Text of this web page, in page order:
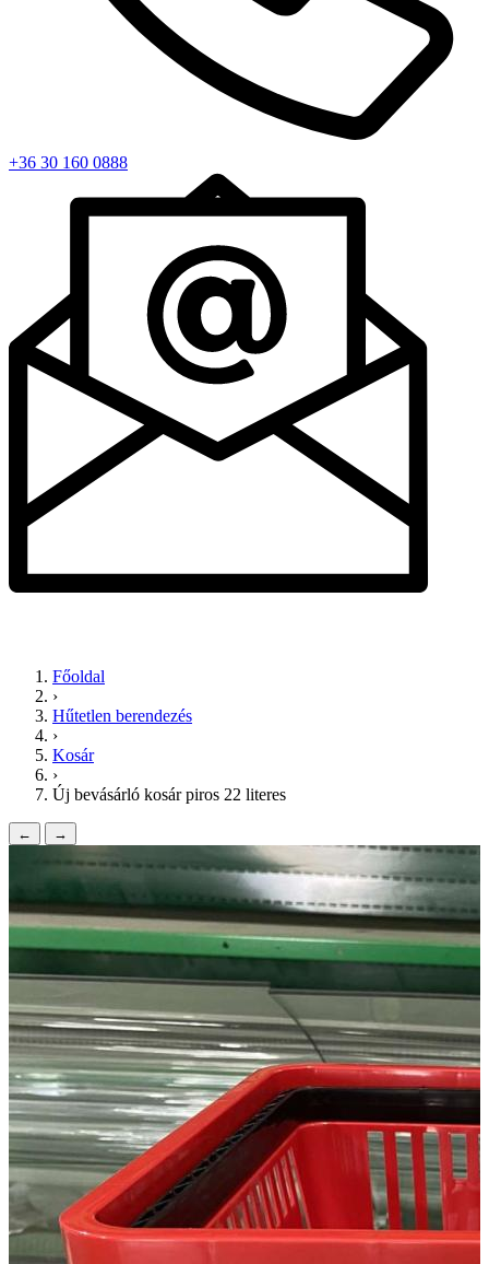
+36 30 160 0888
Főoldal
›
Hűtetlen berendezés
›
Kosár
›
Új bevásárló kosár piros 22 literes
← →